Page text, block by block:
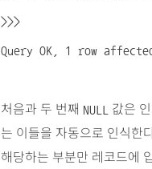
>>>
Query OK, 1 row
처음과 두 번째 NULL 값은
는 이들을 자동으로 인식한
해당하는 부분만 레코드에